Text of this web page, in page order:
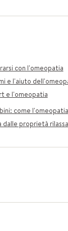
con l'omeopatia
e l'aiuto
e l'omeopatia
come
dalle proprietà